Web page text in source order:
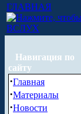
ГЛАВНАЯ
ВСЛУХ
Навигация по
сайту
·Главная
·Материалы
·Новости